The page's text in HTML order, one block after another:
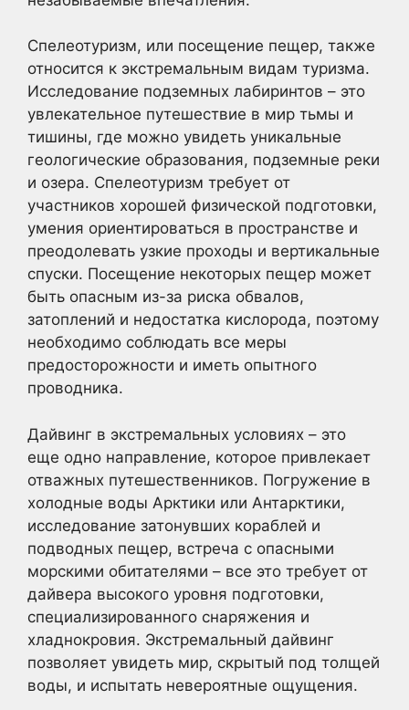
Спелеотуризм, или посещение пещер, также
относится к экстремальным видам туризма.
Исследование подземных лабиринтов – это
увлекательное путешествие в мир тьмы и
тишины, где можно увидеть уникальные
геологические образования, подземные реки
и озера. Спелеотуризм требует от
участников хорошей физической подготовки,
умения ориентироваться в пространстве и
преодолевать узкие проходы и вертикальные
спуски. Посещение некоторых пещер может
быть опасным из-за риска обвалов,
затоплений и недостатка кислорода, поэтому
необходимо соблюдать все меры
предосторожности и иметь опытного
проводника.
Дайвинг в экстремальных условиях – это
еще одно направление, которое привлекает
отважных путешественников. Погружение в
холодные воды Арктики или Антарктики,
исследование затонувших кораблей и
подводных пещер, встреча с опасными
морскими обитателями – все это требует от
дайвера высокого уровня подготовки,
специализированного снаряжения и
хладнокровия. Экстремальный дайвинг
позволяет увидеть мир, скрытый под толщей
воды, и испытать невероятные ощущения.